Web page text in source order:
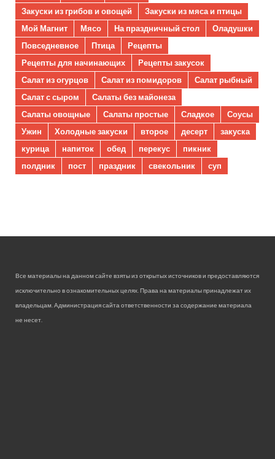
Закуски из грибов и овощей
Закуски из мяса и птицы
Мой Магнит
Мясо На праздничный стол
Оладушки
Повседневное
Птица
Рецепты
Рецепты для начинающих
Рецепты закусок
Салат из огурцов
Салат из помидоров
Салат рыбный
Салат с сыром
Салаты без майонеза
Салаты овощные
Салаты простые Сладкое
Соусы
Ужин
Холодные закуски второе десерт
закуска
курица
напиток обед перекус
пикник
полдник
пост праздник свекольник суп
Все материалы на данном сайте взяты из открытых источников и предоставляются
исключительно в ознакомительных целях. Права на материалы принадлежат их
владельцам. Администрация сайта ответственности за содержание материала
не несет.